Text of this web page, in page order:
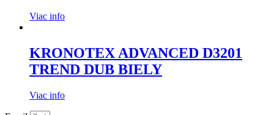
Viac info
KRONOTEX ADVANCED D3201
TREND DUB BIELY
Viac info